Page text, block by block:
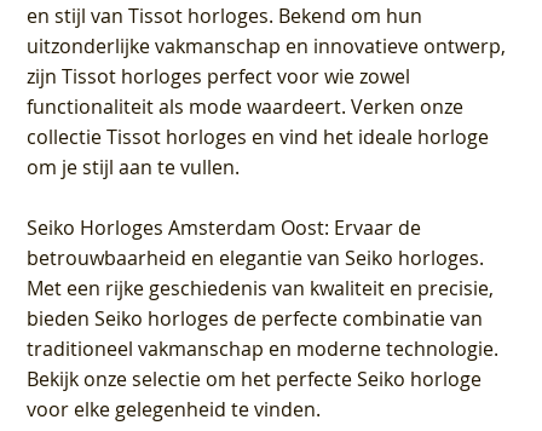
en stijl van Tissot horloges. Bekend om hun
uitzonderlijke vakmanschap en innovatieve ontwerp,
zijn Tissot horloges perfect voor wie zowel
functionaliteit als mode waardeert. Verken onze
collectie Tissot horloges en vind het ideale horloge
om je stijl aan te vullen.
Seiko Horloges Amsterdam Oost: Ervaar de
betrouwbaarheid en elegantie van Seiko horloges.
Met een rijke geschiedenis van kwaliteit en precisie,
bieden Seiko horloges de perfecte combinatie van
traditioneel vakmanschap en moderne technologie.
Bekijk onze selectie om het perfecte Seiko horloge
voor elke gelegenheid te vinden.